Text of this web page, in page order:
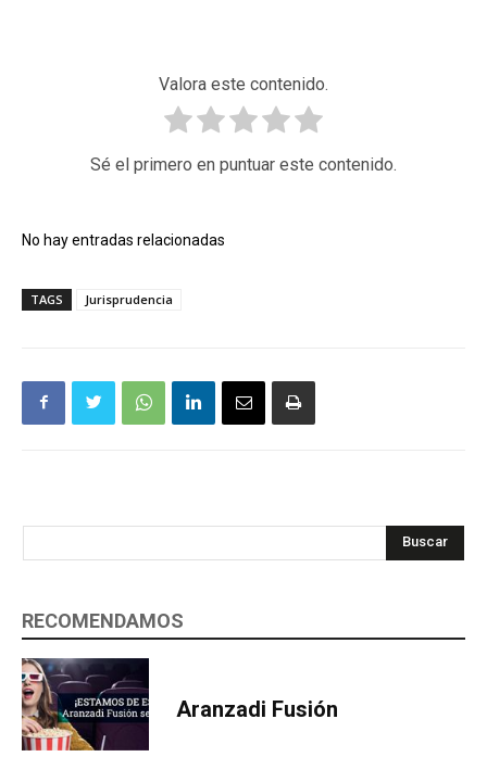
Valora este contenido.
Sé el primero en puntuar este contenido.
No hay entradas relacionadas
TAGS Jurisprudencia
Buscar
RECOMENDAMOS
Aranzadi Fusión